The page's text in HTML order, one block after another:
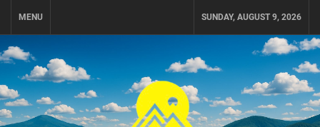
MENU SUNDAY, AUGUST 9, 2026